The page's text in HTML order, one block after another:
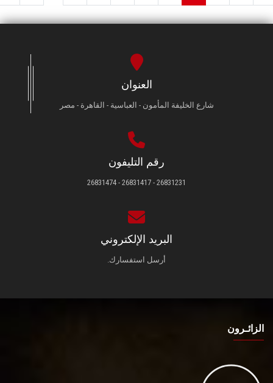
العنوان
شارع الخليفة المأمون - العباسية - القاهرة - مصر
رقم التليفون
26831231 - 26831417 - 26831474
البريد الإلكتروني
أرسل استفسارك.
الزائـرون